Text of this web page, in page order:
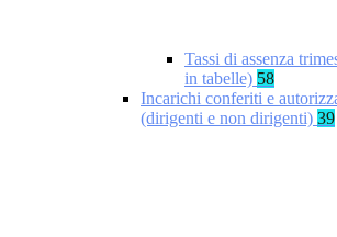
Tassi di assenza
in tabelle) 58
Incarichi conferiti e
(dirigenti e non dirigenti) 39